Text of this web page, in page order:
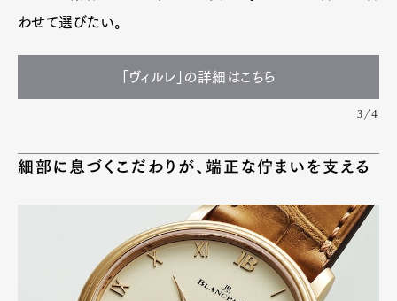
わせて選びたい。
「ヴィルレ」の詳細はこちら
3/4
細部に息づくこだわりが、端正な佇まいを支える